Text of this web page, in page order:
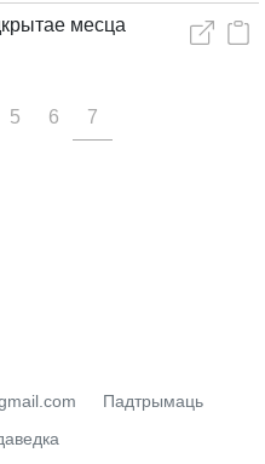
месца
5 6 7
Падтрымаць